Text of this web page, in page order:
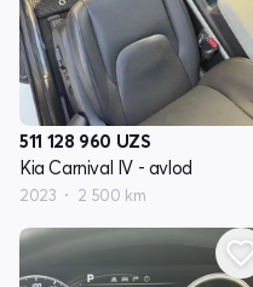
511 128 960 UZS
Kia Carnival IV - avlod
2023 2 500 km